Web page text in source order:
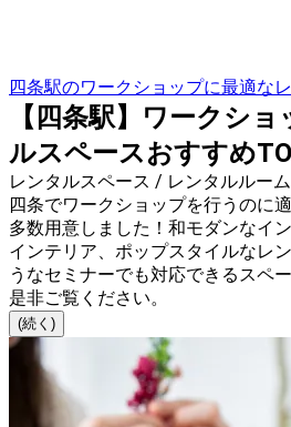
四条駅のワークショップに最適な
【四条駅】ワークシ
ルスペースおすすめ
レンタルスペース / レンタルルーム
四条でワークショップを行うのに
多数用意しました！和モダンなイ
インテリア、ポップスタイルなレ
うなセミナーでも対応できるスペ
是非ご覧ください。
(続く)